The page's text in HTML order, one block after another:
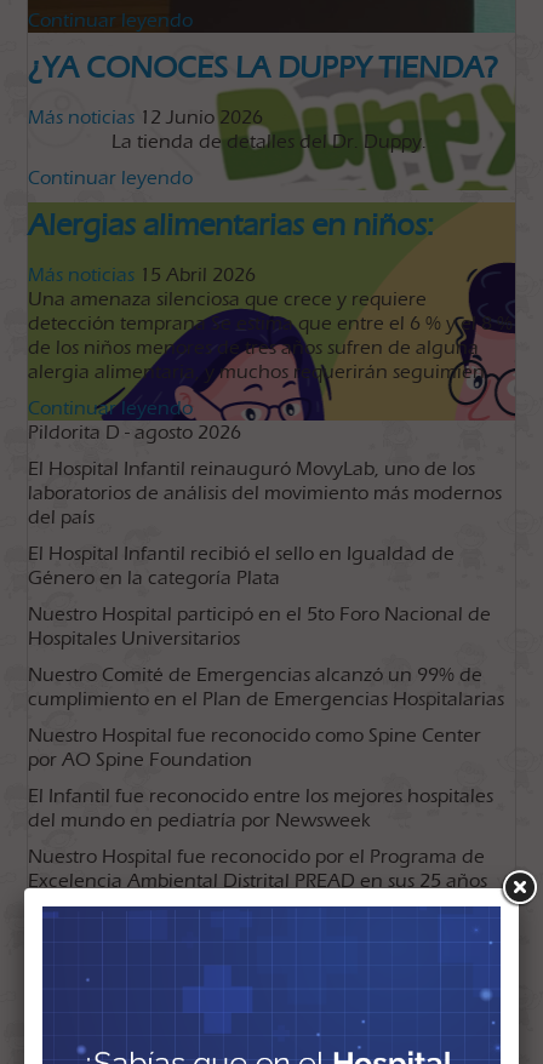
Continuar leyendo
¿YA CONOCES LA DUPPY TIENDA?
Más noticias 12 Junio 2026
La tienda de detalles del Dr. Duppy.
Continuar leyendo
​​Alergias alimentarias en niños:
Más noticias 15 Abril 2026
Una amenaza silenciosa que crece y requiere
detección temprana Se estima que entre el 6 % y el 8 %
de los niños menores de tres años sufren de alguna
alergia alimentaria, y muchos requerirán seguimien
Continuar leyendo
Pildorita D - agosto 2026
El Hospital Infantil reinauguró MovyLab, uno de los
laboratorios de análisis del movimiento más modernos
del país
El Hospital Infantil recibió el sello en Igualdad de
Género en la categoría Plata
Nuestro Hospital participó en el 5to Foro Nacional de
Hospitales Universitarios
Nuestro Comité de Emergencias alcanzó un 99% de
cumplimiento en el Plan de Emergencias Hospitalarias
Nuestro Hospital fue reconocido como Spine Center
por AO Spine Foundation
El Infantil fue reconocido entre los mejores hospitales
del mundo en pediatría por Newsweek
Nuestro Hospital fue reconocido por el Programa de
Excelencia Ambiental Distrital PREAD en sus 25 años
¿YA CONOCES LA DUPPY TIENDA?
Ver todas las noticias